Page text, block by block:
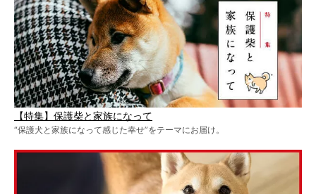
【特集】保護柴と家族になって
“保護犬と家族になって感じた幸せ”をテーマにお届け。